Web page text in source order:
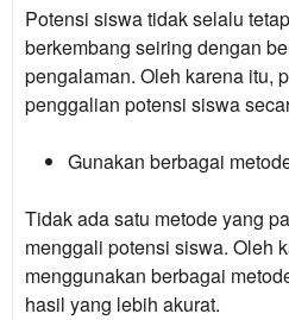
Potensi siswa tidak selalu
berkembang seiring dengan
pengalaman. Oleh karena itu,
penggalian potensi siswa
Gunakan berbagai
Tidak ada satu metode yang
menggali potensi siswa. Oleh
menggunakan berbagai
hasil yang lebih akurat.